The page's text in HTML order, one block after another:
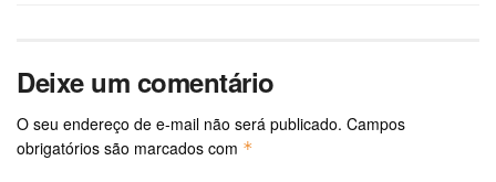
Deixe um comentário
O seu endereço de e-mail não será publicado. Campos
obrigatórios são marcados com *